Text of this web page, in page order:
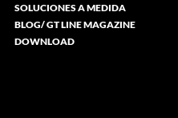
SOLUCIONES A MEDIDA
BLOG/ GT LINE MAGAZINE
DOWNLOAD